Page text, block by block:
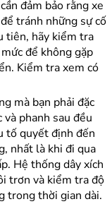
đảm bảo rằng xe
tránh những sự cố
tiên, hãy kiểm tra
để không gặp
Kiểm tra xem có
mà bạn phải đặc
phanh sau đều
tố quyết định đến
nhất là khi đi qua
Hệ thống dây xích
trơn và kiểm tra độ
trong thời gian dài.